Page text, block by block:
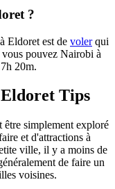
?
Eldoret est de volerqui
pouvez Nairobi à
20m.
Tips
simplement exploré
et d'attractions à
ville, il y a moins de
de faire un
voisines.